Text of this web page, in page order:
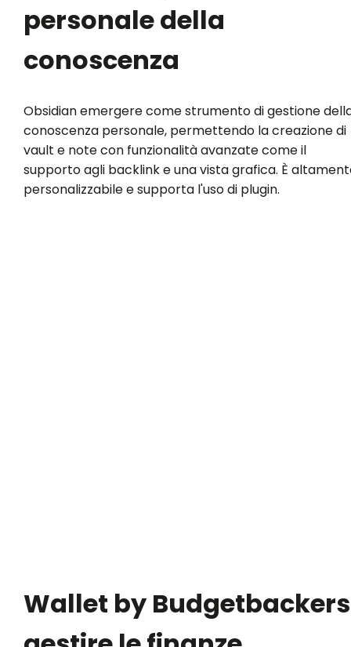
personale della
conoscenza
Obsidian emergere come strumento di gestione
conoscenza personale, permettendo la creazione di
vault e note con funzionalità avanzate come il
supporto agli backlink e una vista grafica. È
personalizzabile e supporta l'uso di plugin.
Wallet by